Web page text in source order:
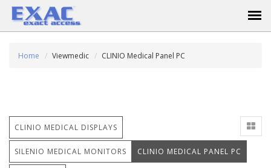
Home Viewmedic CLINIO Medical Panel PC
CLINIO MEDICAL DISPLAYS
SILENIO MEDICAL MONITORS CLINIO MEDICAL PANEL PC